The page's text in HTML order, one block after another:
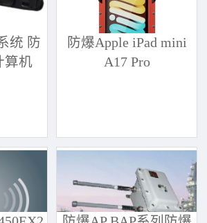
统 防
算机
防爆Apple iPad mini
A17 Pro